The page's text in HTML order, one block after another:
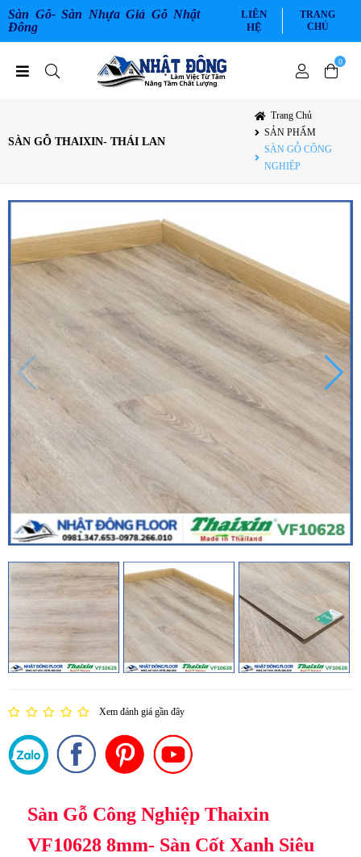
Sàn Gỗ- Sàn Nhựa Giả Gỗ Nhật
Đông
LIÊN
HỆ
TRANG
CHỦ
0
SÀN GỖ THAIXIN- THÁI LAN
Trang Chủ
SẢN PHẨM
SÀN GỖ CÔNG
NGHIỆP
Xem đánh giá gần đây
Sàn Gỗ Công Nghiệp Thaixin
VF10628 8mm- Sàn Cốt Xanh Siêu